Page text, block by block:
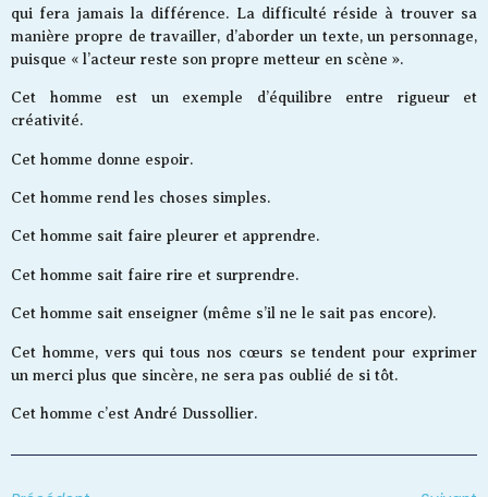
qui fera jamais la différence. La difficulté réside à trouver sa
manière propre de travailler, d’aborder un texte, un personnage,
puisque « l’acteur reste son propre metteur en scène ».
Cet homme est un exemple d’équilibre entre rigueur et
créativité.
Cet homme donne espoir.
Cet homme rend les choses simples.
Cet homme sait faire pleurer et apprendre.
Cet homme sait faire rire et surprendre.
Cet homme sait enseigner (même s’il ne le sait pas encore).
Cet homme, vers qui tous nos cœurs se tendent pour exprimer
un merci plus que sincère, ne sera pas oublié de si tôt.
Cet homme c’est André Dussollier.